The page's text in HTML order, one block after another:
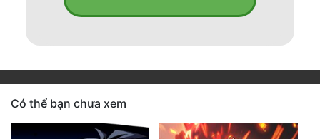
Có thể bạn chưa xem